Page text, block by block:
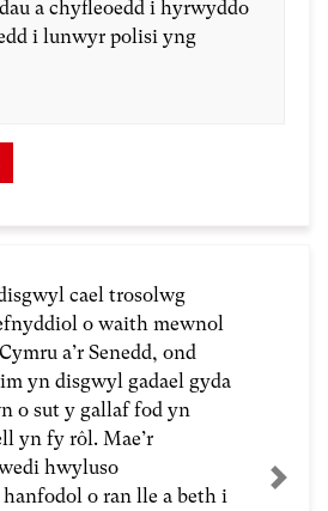
a chyfleoedd i hyrwyddo
i lunwyr polisi yng
cael trosolwg
o waith mewnol
a’r Senedd, ond
yn disgwyl gadael gyda
o sut y gallaf fod yn
yn fy rôl. Mae’r
hwyluso
o ran lle a beth i
Next